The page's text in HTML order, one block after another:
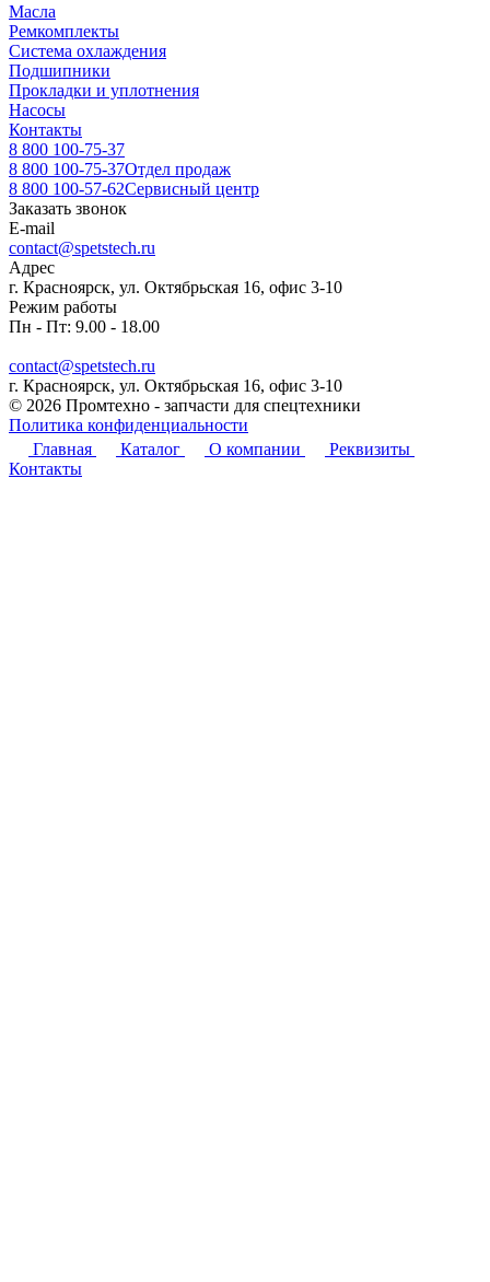
Масла
Ремкомплекты
Система охлаждения
Подшипники
Прокладки и уплотнения
Насосы
Контакты
8 800 100-75-37
8 800 100-75-37Отдел продаж
8 800 100-57-62Сервисный центр
Заказать звонок
E-mail
contact@spetstech.ru
Адрес
г. Красноярск, ул. Октябрьская 16, офис 3-10
Режим работы
Пн - Пт: 9.00 - 18.00
contact@spetstech.ru
г. Красноярск, ул. Октябрьская 16, офис 3-10
© 2026 Промтехно - запчасти для спецтехники
Политика конфиденциальности
Главная
Каталог О компании
Реквизиты
Контакты